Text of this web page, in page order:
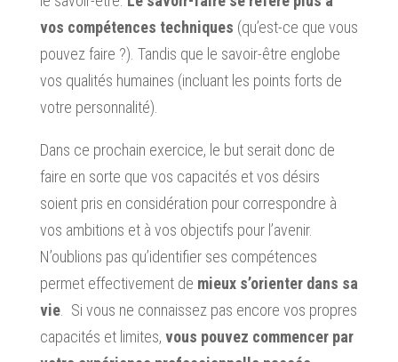
vos compétences techniques (qu’est-ce que vous
pouvez faire ?). Tandis que le savoir-être englobe
vos qualités humaines (incluant les points forts de
votre personnalité).
Dans ce prochain exercice, le but serait donc de
faire en sorte que vos capacités et vos désirs
soient pris en considération pour correspondre à
vos ambitions et à vos objectifs pour l’avenir.
N’oublions pas qu’identifier ses compétences
permet effectivement de mieux s’orienter dans sa
vie. Si vous ne connaissez pas encore vos propres
capacités et limites, vous pouvez commencer par